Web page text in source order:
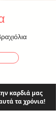
καρδιά μας
τα χρόνια!